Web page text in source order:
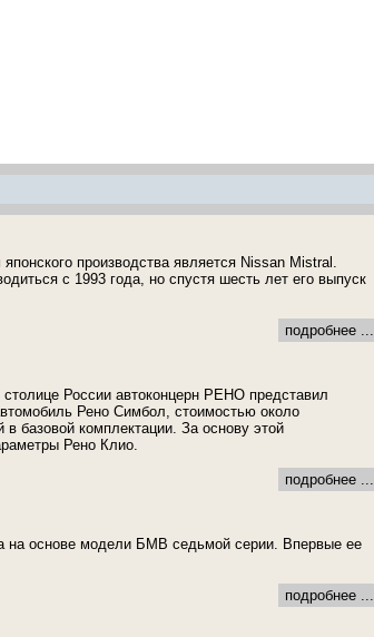
производства является Nissan Mistral.
с 1993 года, но спустя шесть лет его выпуск
подробнее ...
России автоконцерн РЕНО представил
Рено Симбол, стоимостью около
базовой комплектации. За основу этой
Рено Клио.
подробнее ...
на основе модели БМВ седьмой серии. Впервые ее
подробнее ...